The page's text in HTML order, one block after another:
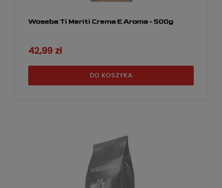
Woseba Ti Meriti Crema E Aroma - 500g
42,99 zł
DO KOSZYKA